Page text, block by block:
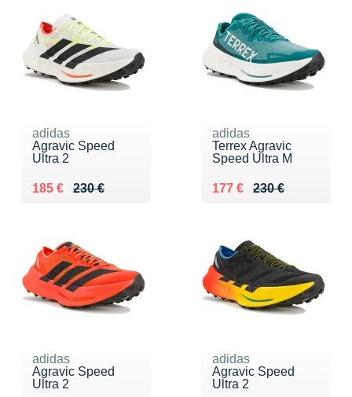
adidas
Agravic Speed
Ultra 2
230 €
Au lieu de 230 €
185 €
Vendu 185 €
adidas
Terrex Agravic
Speed Ultra M
230 €
Au lieu de 230 €
177 €
Vendu 177 €
adidas
Agravic Speed
Ultra 2
adidas
Agravic Speed
Ultra 2